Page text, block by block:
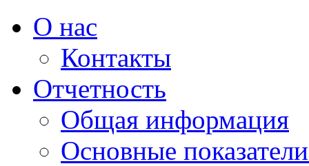
О нас
Контакты
Отчетность
Общая информация
Основные